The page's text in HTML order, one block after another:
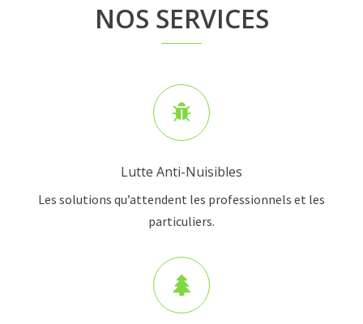
NOS SERVICES
Lutte Anti-Nuisibles
Les solutions qu’attendent les professionnels et les
particuliers.